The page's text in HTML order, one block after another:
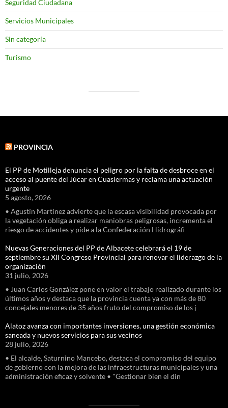
Seguridad Ciudadana
Servicios Municipales
Sin categoría
Turismo
PROVINCIA
El PP de Motilleja denuncia el peligro por la falta de desbroce en el
acceso al puente del Júcar en Cuasiermas y reclama una actuación
urgente
5 agosto, 2026
• Agustín Martínez advierte que la escasa visibilidad provocada por
la vegetación obliga a realizar maniobras peligrosas, incrementa el
riesgo de accidentes y pide a la Confederación Hidrográfi
Nuevas Generaciones del PP de Albacete celebrará el 19 de
septiembre su XII Congreso Provincial para renovar el liderazgo de la
organización
31 julio, 2026
• Juan Carlos González pone en valor el trabajo realizado durante los
últimos años y destaca que la provincia cuenta ya con más de 80
concejales menores de 35 años fruto del compromiso de los j
Alatoz avanza con importantes inversiones, una gestión económica
saneada y nuevos servicios para sus vecinos
28 julio, 2026
• El alcalde, Saturnino Mancebo, destaca el compromiso del equipo
de gobierno con la mejora de las infraestructuras municipales y una
administración eficaz y solvente • "Gestionar bien el din